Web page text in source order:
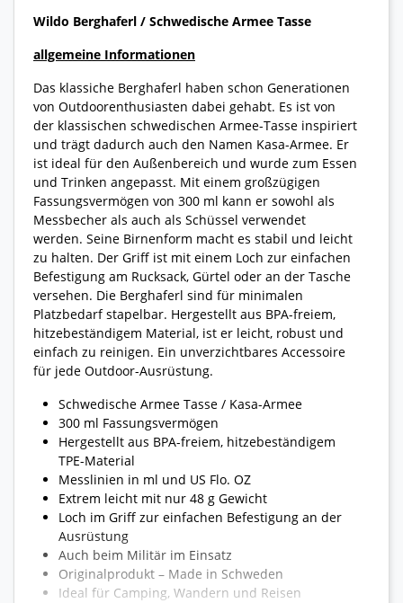
Wildo Berghaferl / Schwedische Armee Tasse
allgemeine Informationen
Das klassiche Berghaferl haben schon Generationen
von Outdoorenthusiasten dabei gehabt. Es ist von
der klassischen schwedischen Armee-Tasse inspiriert
und trägt dadurch auch den Namen Kasa-Armee. Er
ist ideal für den Außenbereich und wurde zum Essen
und Trinken angepasst. Mit einem großzügigen
Fassungsvermögen von 300 ml kann er sowohl als
Messbecher als auch als Schüssel verwendet
werden. Seine Birnenform macht es stabil und leicht
zu halten. Der Griff ist mit einem Loch zur einfachen
Befestigung am Rucksack, Gürtel oder an der Tasche
versehen. Die Berghaferl sind für minimalen
Platzbedarf stapelbar. Hergestellt aus BPA-freiem,
hitzebeständigem Material, ist er leicht, robust und
einfach zu reinigen. Ein unverzichtbares Accessoire
für jede Outdoor-Ausrüstung.
Schwedische Armee Tasse / Kasa-Armee
300 ml Fassungsvermögen
Hergestellt aus BPA-freiem, hitzebeständigem
TPE-Material
Messlinien in ml und US Flo. OZ
Extrem leicht mit nur 48 g Gewicht
Loch im Griff zur einfachen Befestigung an der
Ausrüstung
Auch beim Militär im Einsatz
Originalprodukt – Made in Schweden
Ideal für Camping, Wandern und Reisen